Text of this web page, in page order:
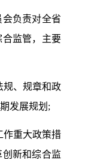
负责对全省
监管，主要
规、规章和政
发展规划;
作重大政策措
新和综合监